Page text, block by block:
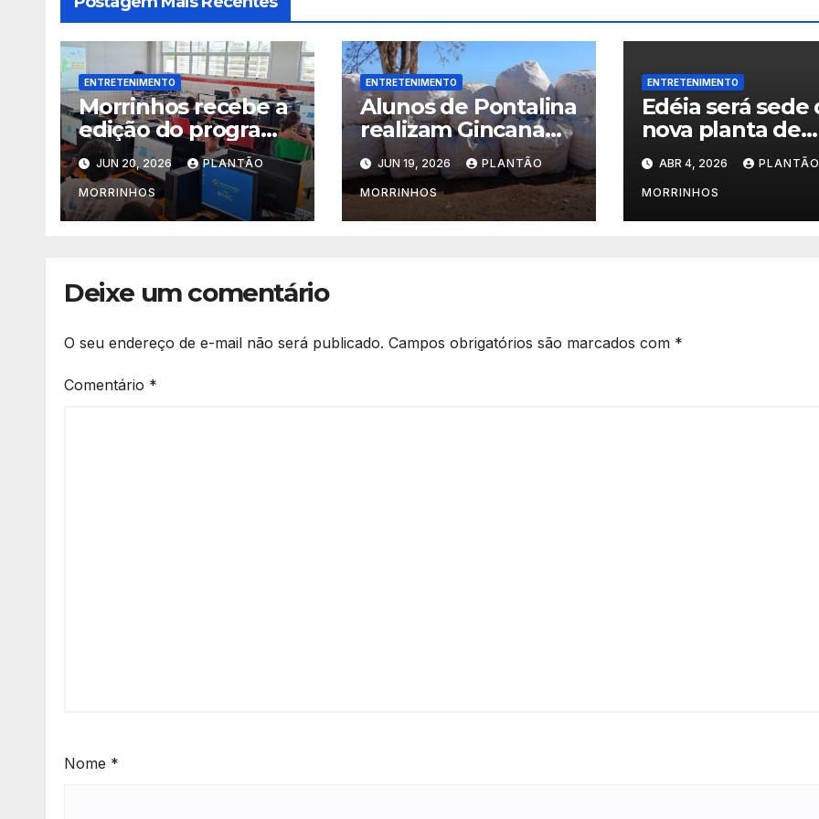
ENTRETENIMENTO
Morrinhos recebe a
edição do programa
“Goiás Social em
Ação” com diversos
serviços gratuitos
JUN 20, 2026 PLANTÃO
MORRINHOS
ENTRETENIMENTO
Alunos de Pontalina
realizam Gincana
Ecológica e
conquistam visita
ao Parque Jatobá
Centenário em
JUN 19, 2026 PLANTÃO
MORRINHOS
ENTRETENIMENTO
Edéia será sede
nova planta de
biometano com
investimento de
245 milhões
ABR 4, 2026 PLANTÃO
MORRINHOS
Deixe um comentário
O seu endereço de e-mail não será publicado. Campos obrigatórios são marcados com *
Comentário *
Nome *